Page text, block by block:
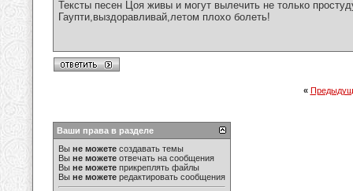
Тексты песен Цоя живы и могут вылечить не только
Гаупти,выздоравливай,летом плохо болеть!
«
Ваши права в разделе
Вы не можете создавать темы
Вы не можете отвечать на сообщения
Вы не можете прикреплять файлы
Вы не можете редактировать сообщения